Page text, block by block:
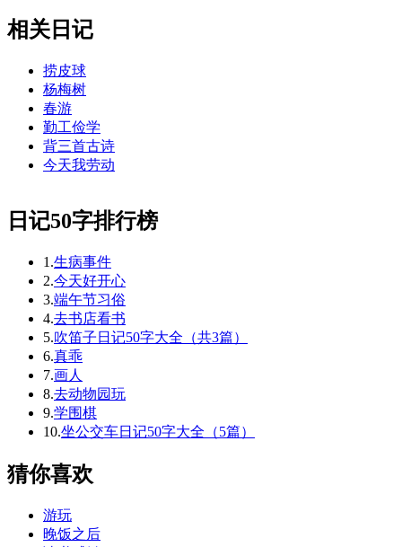
相关日记
捞皮球
杨梅树
春游
勤工俭学
背三首古诗
今天我劳动
日记50字排行榜
1.生病事件
2.今天好开心
3.端午节习俗
4.去书店看书
5.吹笛子日记50字大全（共3篇）
6.真乖
7.画人
8.去动物园玩
9.学围棋
10.坐公交车日记50字大全（5篇）
猜你喜欢
游玩
晚饭之后